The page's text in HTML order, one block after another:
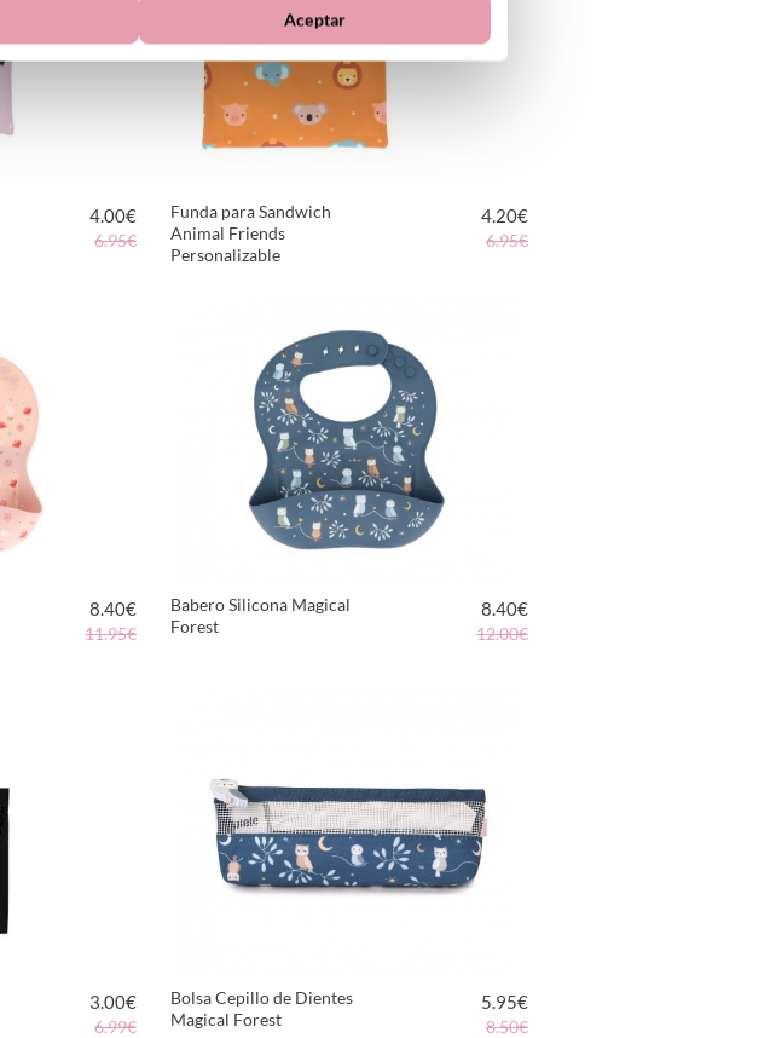
4.00€
6.95€
Funda para Sandwich
Animal Friends
Personalizable
4.20€
6.95€
8.40€
11.95€
Babero Silicona Magical
Forest
8.40€
12.00€
3.00€
6.99€
Bolsa Cepillo de Dientes
Magical Forest
5.95€
8.50€
Aceptar